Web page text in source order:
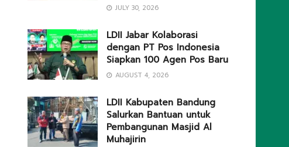
JULY 30, 2026
LDII Jabar Kolaborasi
dengan PT Pos Indonesia
Siapkan 100 Agen Pos Baru
AUGUST 4, 2026
LDII Kabupaten Bandung
Salurkan Bantuan untuk
Pembangunan Masjid Al
Muhajirin